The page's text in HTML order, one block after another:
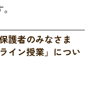
護者のみなさま
イン授業」につい